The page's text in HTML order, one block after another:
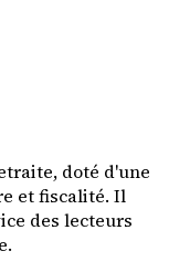
doté d'une
et fiscalité. Il
des lecteurs